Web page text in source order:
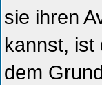
sie ihren
kannst, ist
dem